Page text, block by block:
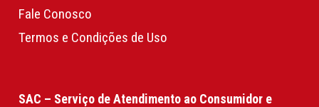
Fale Conosco
Termos e Condições de Uso
SAC – Serviço de Atendimento ao Consumidor e